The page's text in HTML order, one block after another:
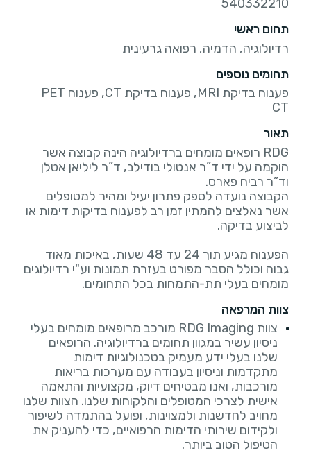
540332210
תחום ראשי
רדיולוגיה, הדמיה, ‏רפואה גרעינית
תחומים נוספים
פענוח בדיקת MRI, פענוח בדיקת CT, פענוח PET
CT
תאור
RDG רופאים מומחים ברדיולוגיה הינה קבוצה אשר
הוקמה על ידי ד”ר אנטולי בודילב, ד”ר ליליאן אטלן
הקבוצה נועדה לספק פתרון יעיל ומהיר למטופלים
אשר נאלצים להמתין זמן רב לפענוח בדיקות דימות או
הפענוח מגיע תוך 24 עד 48 שעות, באיכות מאוד
גבוה וכולל הסבר מפורט בעזרת תמונות וע"י רדיולוגים
מומחים בעלי תת-התמחות בכל התחומים.
צוות המרפאה
צוות RDG Imaging מורכב מרופאים מומחים בעלי
ניסיון עשיר במגוון תחומים ברדיולוגיה. הרופאים
שלנו בעלי ידע מעמיק בטכנולוגיות דימות
מתקדמות וניסיון בעבודה עם מערכות בריאות
מורכבות, ואנו מבטיחים דיוק, מקצועיות והתאמה
אישית לצרכי המטופלים והלקוחות שלנו. הצוות שלנו
מחויב לחדשנות ולמצוינות, ופועל בהתמדה לשיפור
ולקידום שירותי הדימות הרפואיים, כדי להעניק את
הטיפול הטוב ביותר.